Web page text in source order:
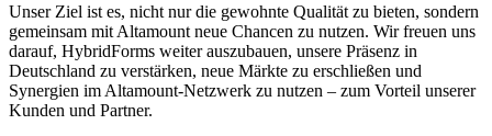
Unser Ziel ist es, nicht nur die gewohnte Qualität zu bieten, sondern
gemeinsam mit Altamount neue Chancen zu nutzen. Wir freuen uns
darauf, HybridForms weiter auszubauen, unsere Präsenz in
Deutschland zu verstärken, neue Märkte zu erschließen und
Synergien im Altamount-Netzwerk zu nutzen – zum Vorteil unserer
Kunden und Partner.